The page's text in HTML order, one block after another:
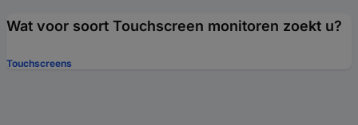
Wat voor soort Touchscreen monitoren zoekt u?
Touchscreens